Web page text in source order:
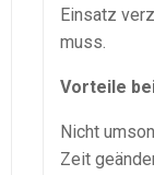
Einsatz
muss.
Vorteile
Nicht
Zeit